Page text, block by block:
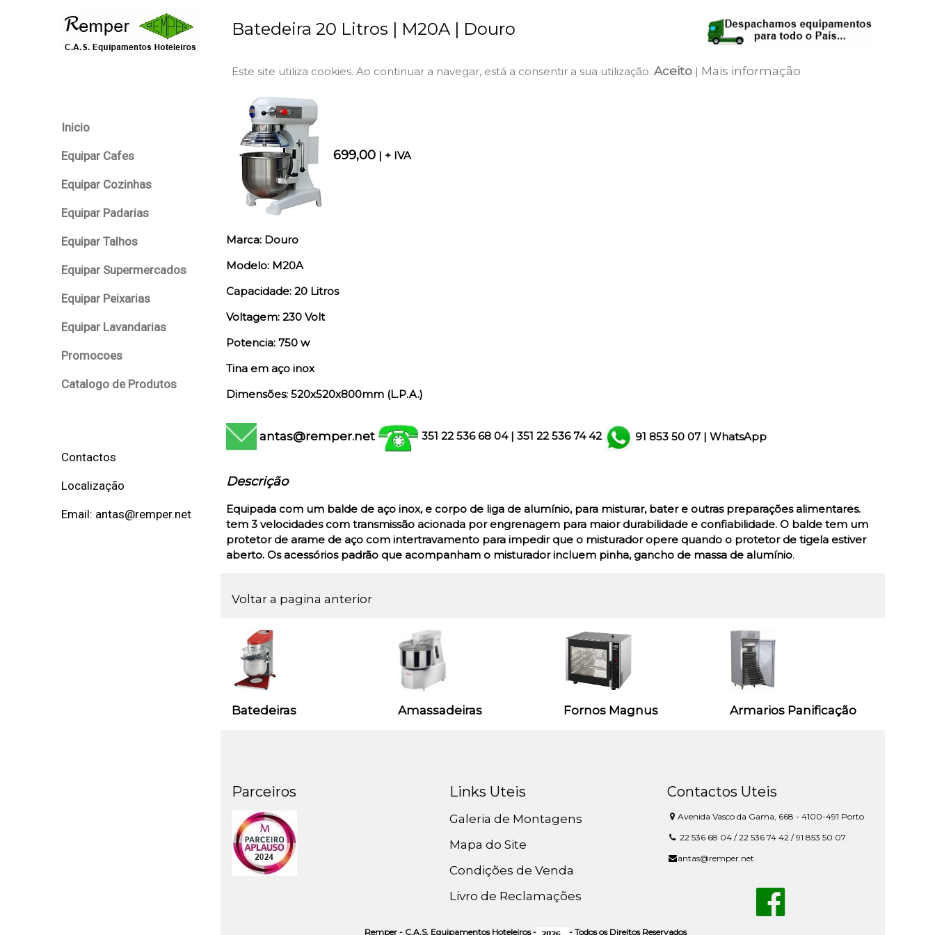
Inicio
Equipar Cafes
Equipar Cozinhas
Equipar Padarias
Equipar Talhos
Equipar Supermercados
Equipar Peixarias
Equipar Lavandarias
Promocoes
Catalogo de Produtos
Contactos
Localização
Email: antas@remper.net
Batedeira 20 Litros | M20A | Douro
Este site utiliza cookies. Ao continuar a navegar, está a consentir a sua utilização. Aceito | Mais informação
699,00 | + IVA
Marca: Douro
Modelo: M20A
Capacidade: 20 Litros
Voltagem: 230 Volt
Potencia: 750 w
Tina em aço inox
Dimensões: 520x520x800mm (L.P.A.)
antas@remper.net 351 22 536 68 04 | 351 22 536 74 42 91 853 50 07 | WhatsApp
Descrição
Equipada com um balde de aço inox, e corpo de liga de alumínio, para misturar, bater e outras preparações alimentares.
tem 3 velocidades com transmissão acionada por engrenagem para maior durabilidade e confiabilidade. O balde tem um
protetor de arame de aço com intertravamento para impedir que o misturador opere quando o protetor de tigela estiver
aberto. Os acessórios padrão que acompanham o misturador incluem pinha, gancho de massa de alumínio.
Voltar a pagina anterior
Batedeiras Amassadeiras Fornos Magnus Armarios Panificação
Parceiros Links Uteis
Galeria de Montagens
Mapa do Site
Condições de Venda
Livro de Reclamações
Contactos Uteis
Avenida Vasco da Gama, 668 - 4100-491 Porto
22 536 68 04 / 22 536 74 42 / 91 853 50 07
antas@remper.net
Remper - C.A.S. Equipamentos Hoteleiros - - Todos os Direitos Reservados